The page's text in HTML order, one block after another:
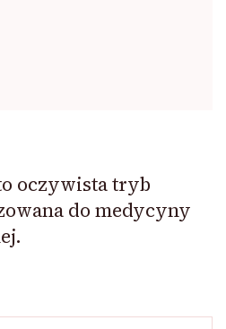
oczywista tryb
do medycyny